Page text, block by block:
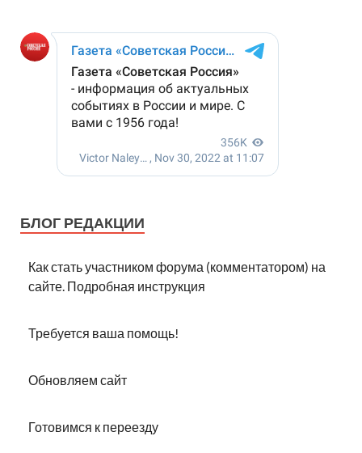
БЛОГ РЕДАКЦИИ
Как стать участником форума (комментатором) на
сайте. Подробная инструкция
Требуется ваша помощь!
Обновляем сайт
Готовимся к переезду